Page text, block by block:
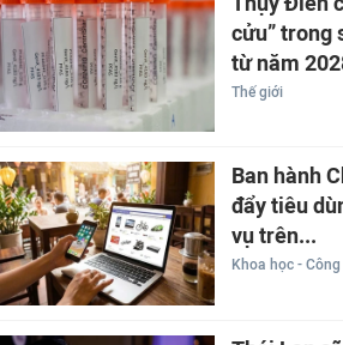
cửu” trong
từ năm
Thế giới
Ban hành
đẩy tiêu
vụ trên...
Khoa học -